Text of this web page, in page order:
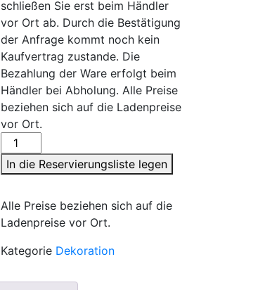
schließen Sie erst beim Händler
vor Ort ab. Durch die Bestätigung
der Anfrage kommt noch kein
Kaufvertrag zustande. Die
Bezahlung der Ware erfolgt beim
Händler bei Abholung. Alle Preise
beziehen sich auf die Ladenpreise
vor Ort.
Hase
auf
Klotz
In die Reservierungsliste legen
Alle Preise beziehen sich auf die
Ladenpreise vor Ort.
Kategorie Dekoration